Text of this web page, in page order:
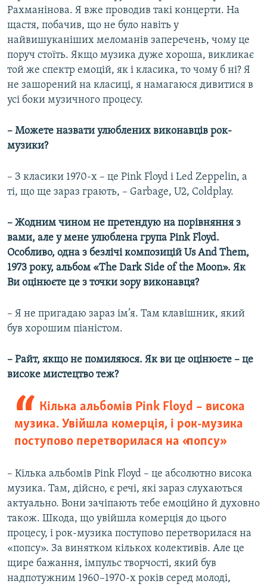
Рахманінова. Я вже проводив такі концерти. На
щастя, побачив, що не було навіть у
найвишуканіших меломанів заперечень, чому це
поруч стоїть. Якщо музика дуже хороша, викликає
той же спектр емоцій, як і класика, то чому б ні? Я
не зашорений на класиці, я намагаюся дивитися в
усі боки музичного процесу.
– Можете назвати улюблених виконавців рок-
музики?
– З класики 1970-х – це Pink Floyd і Led Zeppelin, а
ті, що ще зараз грають, – Garbage, U2, Coldplay.
– Жодним чином не претендую на порівняння з
вами, але у мене улюблена група Pink Floyd.
Особливо, одна з безлічі композицій Us And Them,
1973 року, альбом «The Dark Side of the Moon». Як
Ви оцінюєте це з точки зору виконавця?
– Я не пригадаю зараз ім’я. Там клавішник, який
був хорошим піаністом.
– Райт, якщо не помиляюся. Як ви це оцінюєте – це
високе мистецтво теж?
Кілька альбомів Pink Floyd – висока
музика. Увійшла комерція, і рок-музика
поступово перетворилася на «попсу»
– Кілька альбомів Pink Floyd – це абсолютно висока
музика. Там, дійсно, є речі, які зараз слухаються
актуально. Вони зачіпають тебе емоційно й духовно
також. Шкода, що увійшла комерція до цього
процесу, і рок-музика поступово перетворилася на
«попсу». За винятком кількох колективів. Але це
щире бажання, імпульс творчості, який був
надпотужним 1960–1970-х років серед молоді,